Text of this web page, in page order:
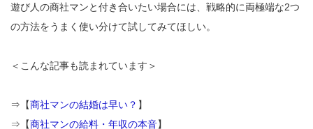
遊び人の商社マンと付き合いたい場合には、戦略的に両極端な2つ
の方法をうまく使い分けて試してみてほしい。
＜こんな記事も読まれています＞
⇒【商社マンの結婚は早い？ 】
⇒【商社マンの給料・年収の本音】